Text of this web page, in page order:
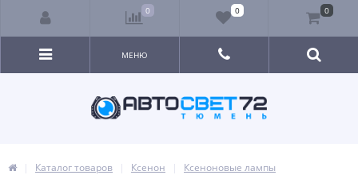
МЕНЮ
Каталог товаров Ксенон
Ксеноновые лампы
0 0 0